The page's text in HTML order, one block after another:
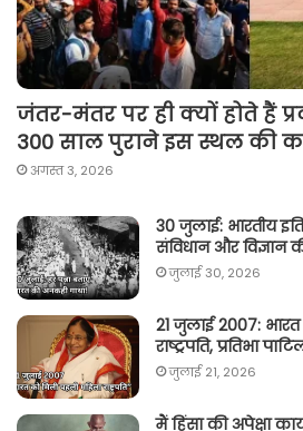
जंतर-मंतर पर ही क्यों होते हैं
300 साल पुराने इस स्थल की
अगस्त 3, 2026
30 जुलाई: भारतीय
संविधान और विज्ञान
जुलाई 30, 2026
21 जुलाई 2007:
राष्ट्रपति, प्रतिभा
जुलाई 21, 2026
मैं हिंसा की अपेक्षा